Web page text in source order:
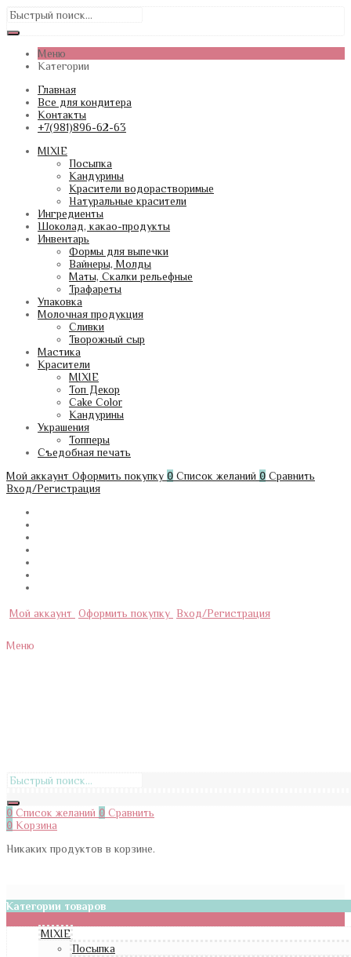
Меню
Категории
Главная
Все для кондитера
Контакты
+7(981)896-62-63
MIXIE
Посыпка
Кандурины
Красители водорастворимые
Натуральные красители
Ингредиенты
Шоколад, какао-продукты
Инвентарь
Формы для выпечки
Вайнеры, Молды
Маты, Скалки рельефные
Трафареты
Упаковка
Молочная продукция
Сливки
Творожный сыр
Мастика
Красители
MIXIE
Топ Декор
Cake Color
Кандурины
Украшения
Топперы
Съедобная печать
Мой аккаунт Оформить покупку 0 Список желаний 0 Сравнить
Вход/Регистрация
Мой аккаунт Оформить покупку Вход/Регистрация
Меню
0 Список желаний 0 Сравнить
0 Корзина
Никаких продуктов в корзине.
Категории товаров
MIXIE
Посыпка